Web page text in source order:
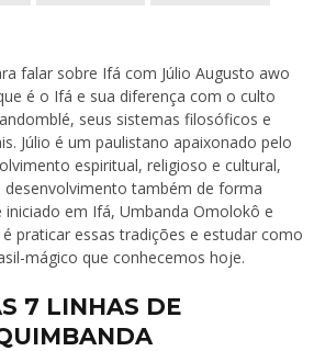
falar sobre Ifá com Júlio Augusto awo
é o Ifá e sua diferença com o culto
seus sistemas filosóficos e
Júlio é um paulistano apaixonado pelo
espiritual, religioso e cultural,
desenvolvimento também de forma
iniciado em Ifá, Umbanda Omolokô e
praticar essas tradições e estudar como
mágico que conhecemos hoje.
7 LINHAS DE